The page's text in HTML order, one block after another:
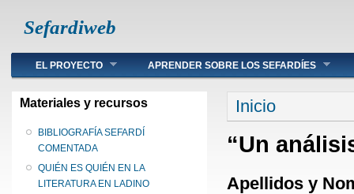
Sefardiweb
Main menu
EL PROYECTO APRENDER SOBRE LOS SEFARDÍES
Materiales y recursos
BIBLIOGRAFÍA SEFARDÍ
COMENTADA
QUIÉN ES QUIÉN EN LA
LITERATURA EN LADINO
Se encuentra
Inicio
“Un
Apellidos y